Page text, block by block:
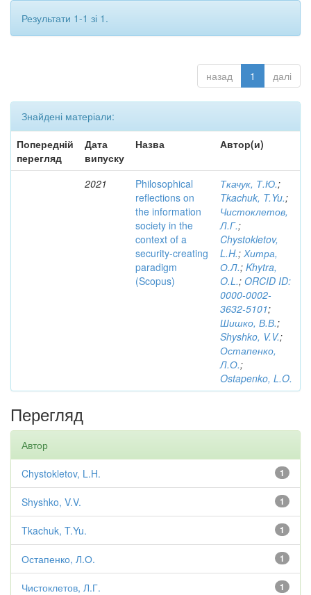
Результати 1-1 зі 1.
назад 1 далі
Знайдені матеріали:
Попередній
перегляд
Дата
випуску
Назва Автор(и)
2021
Philosophical
reflections on
the information
society in the
context of a
security-creating
paradigm
(Scopus)
Ткачук, Т.Ю.;
Tkachuk, T.Yu.;
Чистоклетов,
Л.Г.;
Chystokletov,
L.H.; Хитра,
О.Л.; Khytra,
O.L.; ORCID ID:
0000-0002-
3632-5101;
Шишко, В.В.;
Shyshko, V.V.;
Остапенко,
Л.О.;
Ostapenko, L.O.
Перегляд
Автор
1
Chystokletov, L.H.
1
Shyshko, V.V.
1
Tkachuk, T.Yu.
1
Остапенко, Л.О.
1
Чистоклетов, Л.Г.